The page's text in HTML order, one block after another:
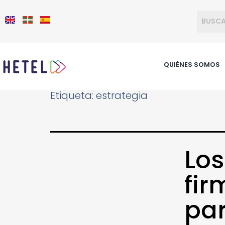
QUIÉNES SOMOS
Etiqueta: estrategia